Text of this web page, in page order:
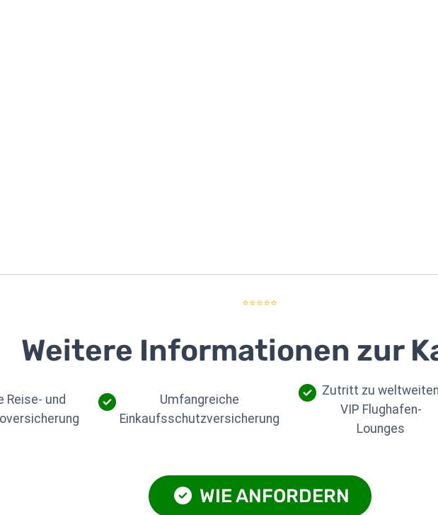
⭐⭐⭐⭐⭐
Weitere Informationen zur
Reise- und
Umfangreiche
Einkaufsschutzversicherung
Zutritt zu weltweiten
VIP Flughafen-
Lounges
WIE ANFORDERN